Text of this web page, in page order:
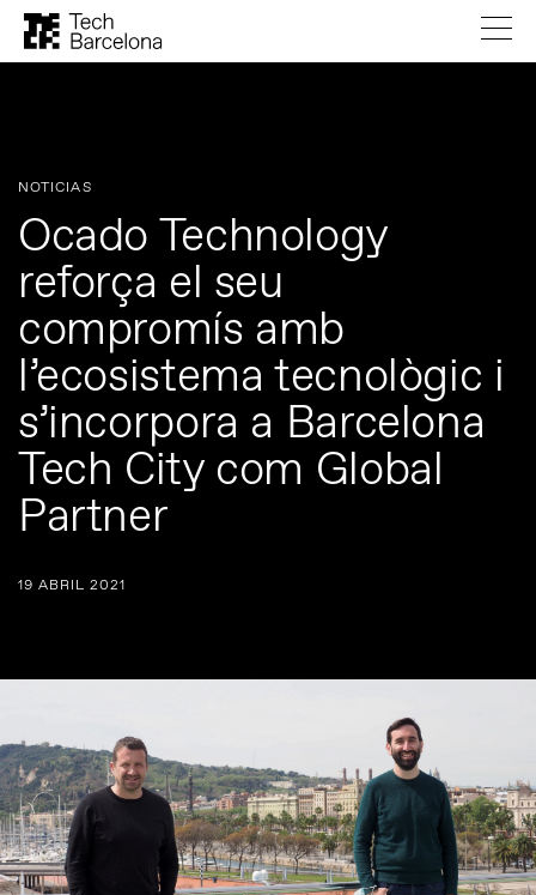
NOTICIAS
Ocado Technology
reforça el seu
compromís amb
l’ecosistema tecnològic i
s’incorpora a Barcelona
Tech City com Global
Partner
19 ABRIL 2021